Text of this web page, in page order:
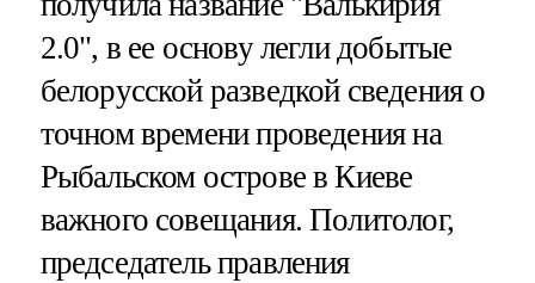
2.0", в ее основу легли добытые
белорусской разведкой сведения о
точном времени проведения на
Рыбальском острове в Киеве
важного совещания. Политолог,
председатель правления